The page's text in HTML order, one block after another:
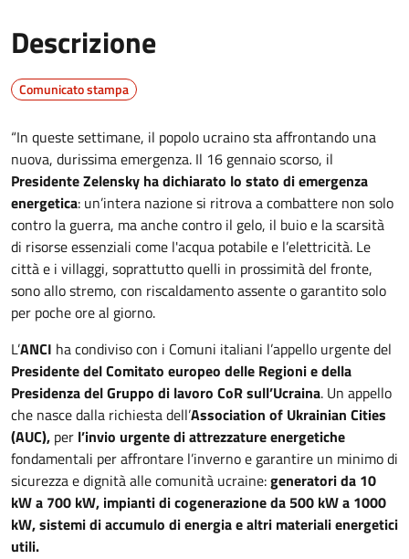
Descrizione
Comunicato stampa
“In queste settimane, il popolo ucraino sta affrontando una
nuova, durissima emergenza. Il 16 gennaio scorso, il
Presidente Zelensky ha dichiarato lo stato di emergenza
energetica: un’intera nazione si ritrova a combattere non solo
contro la guerra, ma anche contro il gelo, il buio e la scarsità
di risorse essenziali come l'acqua potabile e l’elettricità. Le
città e i villaggi, soprattutto quelli in prossimità del fronte,
sono allo stremo, con riscaldamento assente o garantito solo
per poche ore al giorno.
L’ANCI ha condiviso con i Comuni italiani l’appello urgente del
Presidente del Comitato europeo delle Regioni e della
Presidenza del Gruppo di lavoro CoR sull’Ucraina. Un appello
che nasce dalla richiesta dell’Association of Ukrainian Cities
(AUC), per l’invio urgente di attrezzature energetiche
fondamentali per affrontare l’inverno e garantire un minimo di
sicurezza e dignità alle comunità ucraine:generatori da 10
kW a 700 kW, impianti di cogenerazione da 500 kW a 1000
kW, sistemi di accumulo di energia e altri materiali energetici
utili.